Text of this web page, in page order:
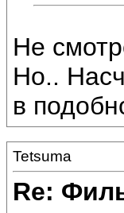
Не
Но..
в
Tetsuma
Re: